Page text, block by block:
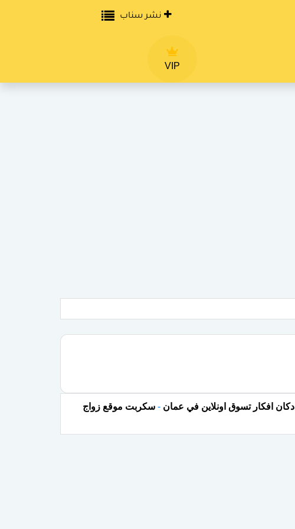
نشر سناب
VIP
دكان افكار تسوق اونلاين في عمان - سكربت موقع زواج